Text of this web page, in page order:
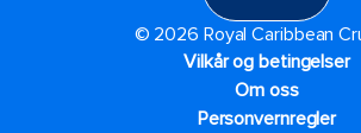
© 2026 Royal Caribbean
Vilkår og betingelser
Om oss
Personvernregler